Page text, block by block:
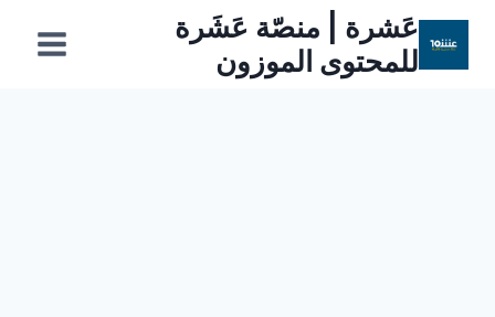
المحتوى
عَشرة | منصّة عَشَرة
للمحتوى الموزون